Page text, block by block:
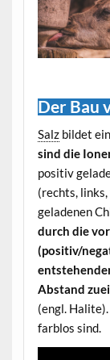
Der Bau
Salzbildet
sind die
positiv
(rechts,
geladenen
durch die
(positiv/
Abstand
(engl.
farblos sind.